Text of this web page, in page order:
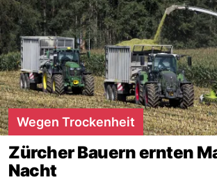
Wegen Trockenheit
Zürcher Bauern ernten
Nacht